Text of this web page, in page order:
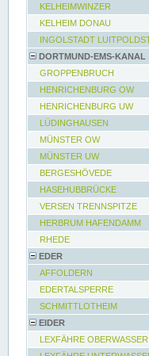
KELHEIMWINZER
KELHEIM DONAU
INGOLSTADT
DORTMUND-EMS-KANAL
GROPPENBRUCH
HENRICHENBURG OW
HENRICHENBURG UW
LÜDINGHAUSEN
MÜNSTER OW
MÜNSTER UW
BERGESHÖVEDE
HASEHUBBRÜCKE
VERSEN TRENNSPITZE
HERBRUM HAFENDAMM
RHEDE
EDER
AFFOLDERN
EDERTALSPERRE
SCHMITTLOTHEIM
EIDER
LEXFÄHRE OBERWASSER